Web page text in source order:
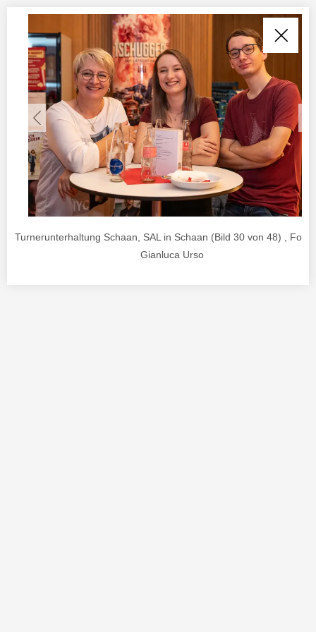
Turnerunterhaltung Schaan, SAL in Schaan (Bild 30 von 48) , Foto
Gianluca Urso